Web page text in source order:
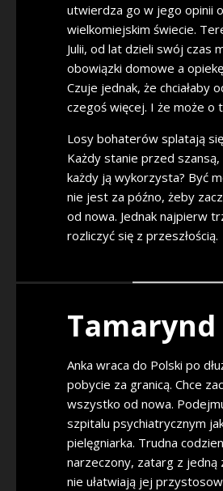
utwierdza go w jego opinii o
wielkomiejskim świecie.
Julii, od lat dzieli swój czas
obowiązki domowe a
Czuje jednak, że chciałaby
czegoś więcej. I że może o
Losy bohaterów splatają
Każdy stanie przed szansą,
każdy ją wykorzysta? Być
nie jest za późno, żeby
od nowa. Jednak najpierw
rozliczyć się z przeszłością.
Tamarynd
Anka wraca do Polski po
pobycie za granicą. Chce
wszystko od nowa.
szpitalu psychiatrycznym
pielęgniarka. Trudna
narzeczony, zatarg z jedną
nie ułatwiają jej